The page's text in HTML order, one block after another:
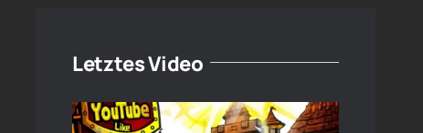
Letztes Video